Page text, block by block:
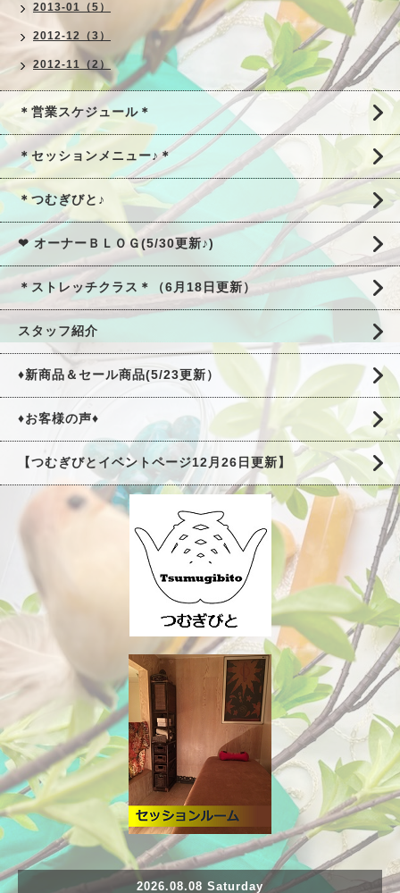
2013-01（5）
2012-12（3）
2012-11（2）
＊営業スケジュール＊
＊セッションメニュー♪＊
＊つむぎびと♪
❤ オーナーＢＬＯＧ(5/30更新♪)
＊ストレッチクラス＊（6月18日更新）
スタッフ紹介
♦新商品＆セール商品(5/23更新）
♦お客様の声♦
【つむぎびとイベントページ12月26日更新】
2026.08.08 Saturday